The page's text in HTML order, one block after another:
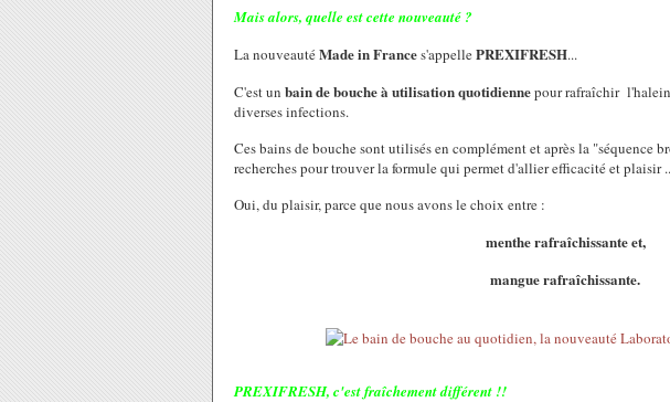
Mais alors, quelle est cette nouveauté ?
La nouveautéMade in Frances'appellePREXIFRESH...
C'est un bain de bouche à utilisation quotidiennepour rafraîchir
diverses infections.
Ces bains de bouche sont utilisés en complément et après la "séquence
recherches pour trouver la formule qui permet d'allier efficacité et plaisir
Oui, du plaisir, parce que nous avons le choix entre :
menthe rafraîchissante et,
mangue rafraîchissante.
PREXIFRESH, c'est fraîchement différent !!